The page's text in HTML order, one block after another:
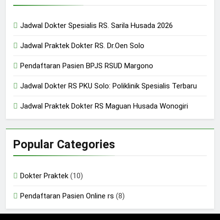
Jadwal Dokter Spesialis RS. Sarila Husada 2026
Jadwal Praktek Dokter RS. Dr.Oen Solo
Pendaftaran Pasien BPJS RSUD Margono
Jadwal Dokter RS PKU Solo: Poliklinik Spesialis Terbaru
Jadwal Praktek Dokter RS Maguan Husada Wonogiri
Popular Categories
Dokter Praktek (10)
Pendaftaran Pasien Online rs (8)